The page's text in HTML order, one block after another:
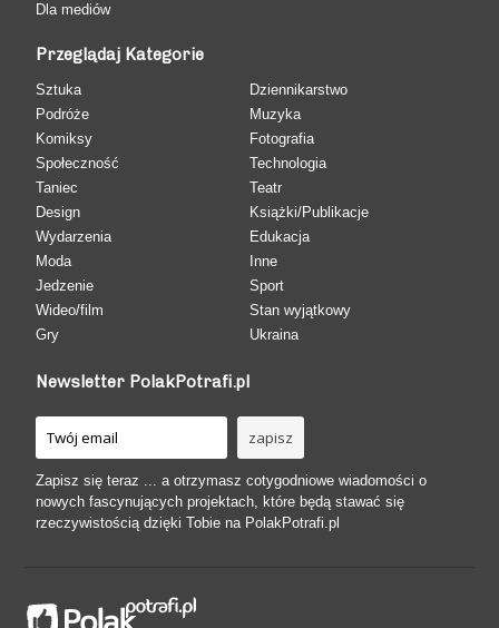
Dla mediów
Przeglądaj Kategorie
Sztuka
Podróże
Komiksy
Społeczność
Taniec
Design
Wydarzenia
Moda
Jedzenie
Wideo/film
Gry
Dziennikarstwo
Muzyka
Fotografia
Technologia
Teatr
Książki/Publikacje
Edukacja
Inne
Sport
Stan wyjątkowy
Ukraina
Newsletter PolakPotrafi.pl
Zapisz się teraz ... a otrzymasz cotygodniowe wiadomości o
nowych fascynujących projektach, które będą stawać się
rzeczywistością dzięki Tobie na PolakPotrafi.pl